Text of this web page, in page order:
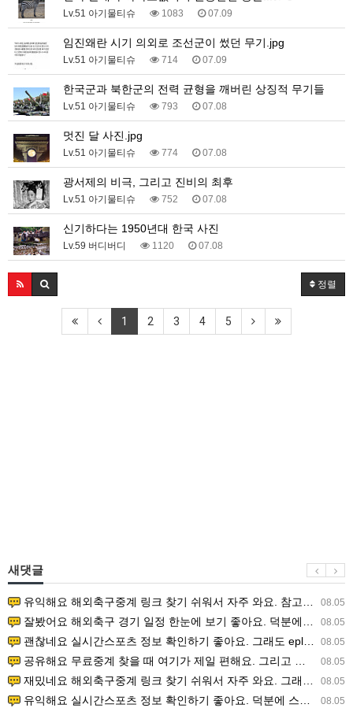
Lv.51 아기물티슈 1083 07.09
임진왜란 시기 의외로 조선군이 썼던 무기.jpg
Lv.51 아기물티슈 714 07.09
한국군과 북한군의 전력 균형을 깨버린 상징적 무기들
Lv.51 아기물티슈 793 07.08
멋진 달 사진.jpg
Lv.51 아기물티슈 774 07.08
광서제의 비극, 그리고 진비의 최후
Lv.51 아기물티슈 752 07.08
신기하다는 1950년대 한국 사진
Lv.59 버디버디 1120 07.08
정렬
1 2 3 4 5
새댓글
08.05
유익해요 해외축구중계 링크 찾기 쉬워서 자주 와요. 참고로 무료스포츠중계 정보 확인할 때 출처 꼭 체크해요.…
08.05
잘봤어요 해외축구 경기 일정 한눈에 보기 좋아요. 덕분에 epl중계 볼 때 공식 중계 채널 먼저 찾아봐요. …
08.05
괜찮네요 실시간스포츠 정보 확인하기 좋아요. 그래도 epl중계 볼 때 공식 중계 채널 먼저 찾아봐요. 북마크…
08.05
공유해요 무료중계 찾을 때 여기가 제일 편해요. 그리고 무료스포츠중계 정보 확인할 때 출처 꼭 체크해요. 앞…
08.05
재밌네요 해외축구중계 링크 찾기 쉬워서 자주 와요. 그래서 해외축구중계도 정식 서비스로 봐야 안전해요. 다음…
08.05
유익해요 실시간스포츠 정보 확인하기 좋아요. 덕분에 스포츠중계는 합법적인 경로로만 시청하려 해요. 좋은 정보…